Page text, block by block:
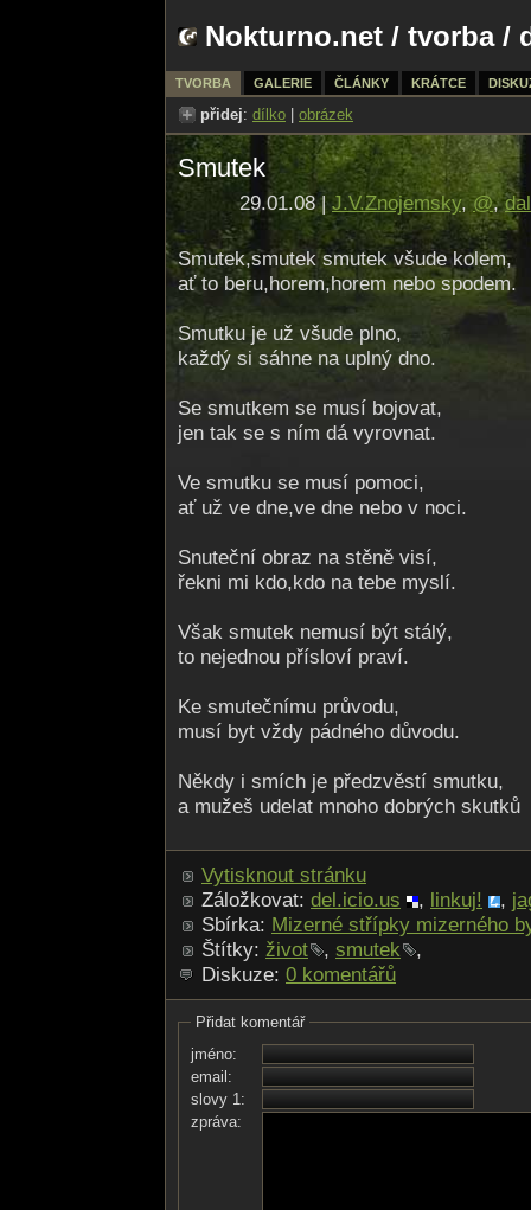
Nokturno.net / tvorba/
TVORBA GALERIE ČLÁNKY KRÁTCE
přidej: dílko obrázek
Smutek
29.01.08 |J.V.Znojemsky,@,
Smutek,smutek smutek všude kolem,
ať to beru,horem,horem nebo spodem.
Smutku je už všude plno,
každý si sáhne na uplný dno.
Se smutkem se musí bojovat,
jen tak se s ním dá vyrovnat.
Ve smutku se musí pomoci,
ať už ve dne,ve dne nebo v noci.
Snuteční obraz na stěně visí,
řekni mi kdo,kdo na tebe myslí.
Však smutek nemusí být stálý,
to nejednou přísloví praví.
Ke smutečnímu průvodu,
musí byt vždy pádného důvodu.
Někdy i smích je předzvěstí smutku,
a mužeš udelat mnoho dobrých skutků
Vytisknout stránku
Záložkovat: del.icio.us , linkuj! ,
Sbírka: Mizerné střípky mizerného
Štítky: život , smutek
,
Diskuze: 0 komentářů
Přidat komentář
jméno:
email:
slovy 1:
zpráva: